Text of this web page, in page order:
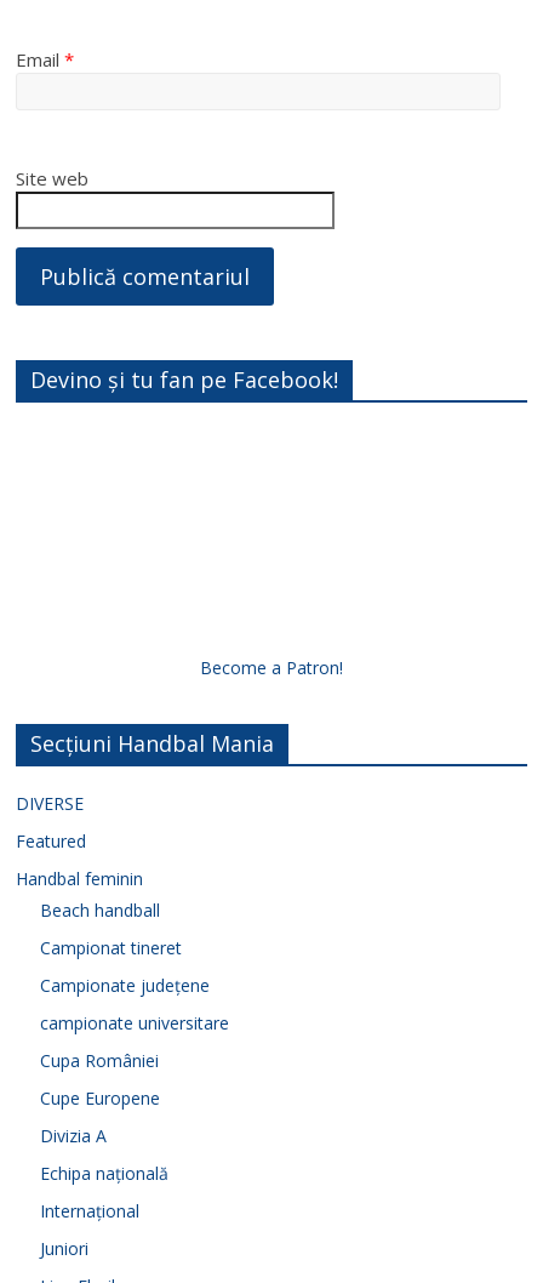
Email*
Site web
Devino și tu fan pe Facebook!
Become a Patron!
Secțiuni Handbal Mania
DIVERSE
Featured
Handbal feminin
Beach handball
Campionat tineret
Campionate județene
campionate universitare
Cupa României
Cupe Europene
Divizia A
Echipa națională
Internațional
Juniori